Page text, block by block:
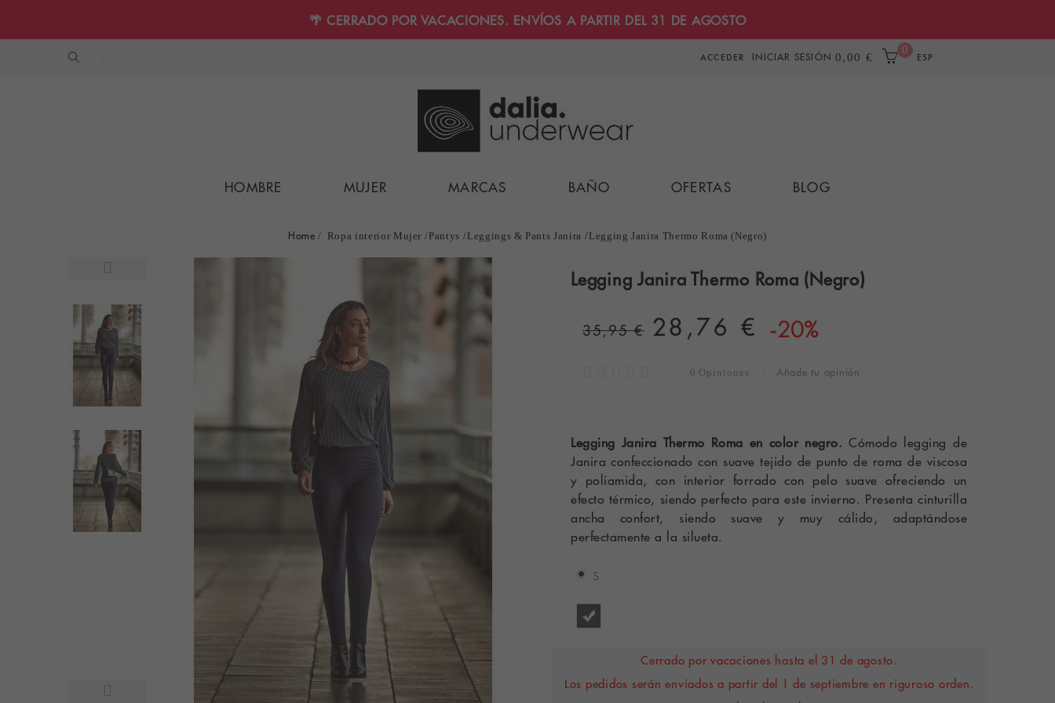
🌴 CERRADO POR VACACIONES. ENVÍOS A PARTIR DEL 31 DE AGOSTO
ACCEDER INICIAR SESIÓN 0,00 €
0
ESP
HOMBRE MUJER MARCAS BAÑO OFERTAS BLOG
Home Ropa interior Mujer Pantys Leggings & Pants Janira Legging Janira Thermo Roma (Negro)
Legging Janira Thermo Roma (Negro)
35,95 € 28,76 € -20%
0 Opiniones Añade tu opinión
Legging Janira Thermo Roma en color negro. Cómodo legging de
Janira confeccionado con suave tejido de punto de roma de viscosa
y poliamida, con interior forrado con pelo suave ofreciendo un
efecto térmico, siendo perfecto para este invierno. Presenta cinturilla
ancha confort, siendo suave y muy cálido, adaptándose
perfectamente a la silueta.
S
Cerrado por vacaciones hasta el 31 de agosto.
Los pedidos serán enviados a partir del 1 de septiembre en riguroso orden.